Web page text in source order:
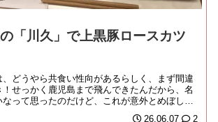
「川久」で上黒豚ロースカツ
どうやら共食い性向があるらしく、まず間違
せっかく鹿児島まで飛んできたんだから、名
って思ったのだけど、これが意外とめぼしき
26.06.07 2